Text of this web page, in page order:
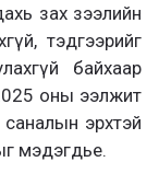
зах зээлийн
тэдгээрийг
байхаар
оны ээлжит
эрхтэй
мэдэгдье.